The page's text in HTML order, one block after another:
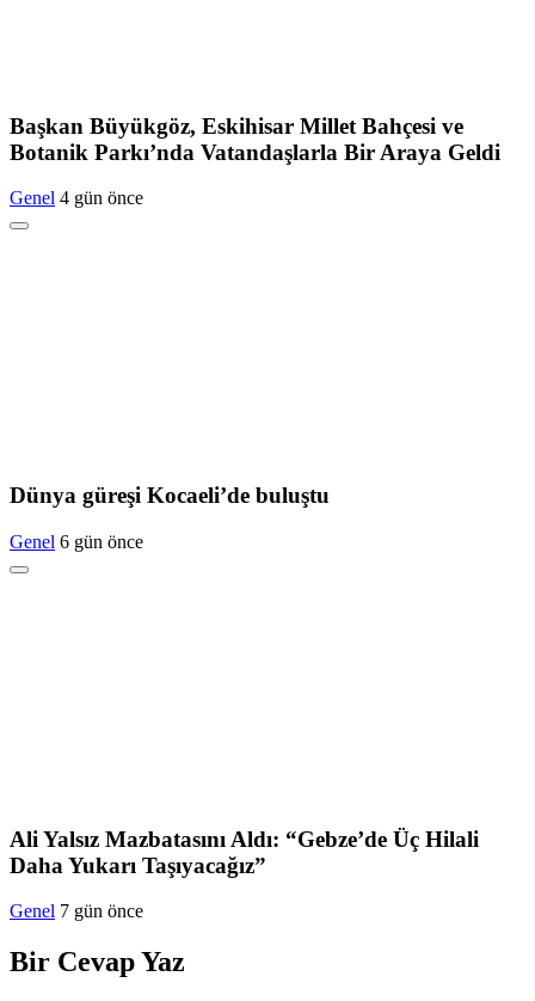
Başkan Büyükgöz, Eskihisar Millet Bahçesi ve
Botanik Parkı’nda Vatandaşlarla Bir Araya Geldi
Genel 4 gün önce
Dünya güreşi Kocaeli’de buluştu
Genel 6 gün önce
Ali Yalsız Mazbatasını Aldı: “Gebze’de Üç Hilali
Daha Yukarı Taşıyacağız”
Genel 7 gün önce
Bir Cevap Yaz